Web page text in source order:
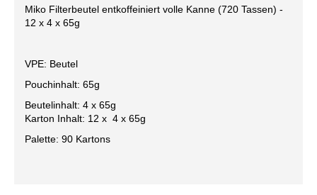
Miko Filterbeutel entkoffeiniert volle Kanne (720 Tassen) -
12 x 4 x 65g
VPE: Beutel
Pouchinhalt: 65g
Beutelinhalt: 4 x 65g
Karton Inhalt: 12 x 4 x 65g
Palette: 90 Kartons